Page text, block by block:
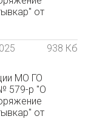
от
938 Кб
МО ГО
579-р "О
от